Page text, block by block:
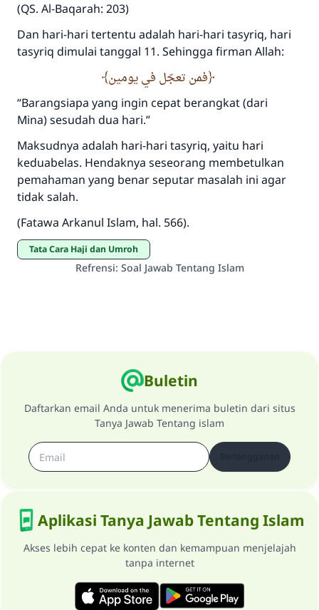
(QS. Al-Baqarah: 203)
Dan hari-hari tertentu adalah hari-hari tasyriq, hari
tasyriq dimulai tanggal 11. Sehingga firman Allah:
فمن تعجّل في يومين
“Barangsiapa yang ingin cepat berangkat (dari
Mina) sesudah dua hari.”
Maksudnya adalah hari-hari tasyriq, yaitu hari
keduabelas. Hendaknya seseorang membetulkan
pemahaman yang benar seputar masalah ini agar
tidak salah.
(Fatawa Arkanul Islam, hal. 566).
Tata Cara Haji dan Umroh
Refrensi: Soal Jawab Tentang Islam
Buletin
Daftarkan email Anda untuk menerima buletin dari situs
Tanya Jawab Tentang islam
Aplikasi Tanya Jawab Tentang Islam
Akses lebih cepat ke konten dan kemampuan menjelajah
tanpa internet